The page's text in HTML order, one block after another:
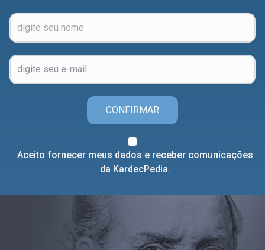
CONFIRMAR
Aceito fornecer meus dados e receber comunicações
da KardecPedia.